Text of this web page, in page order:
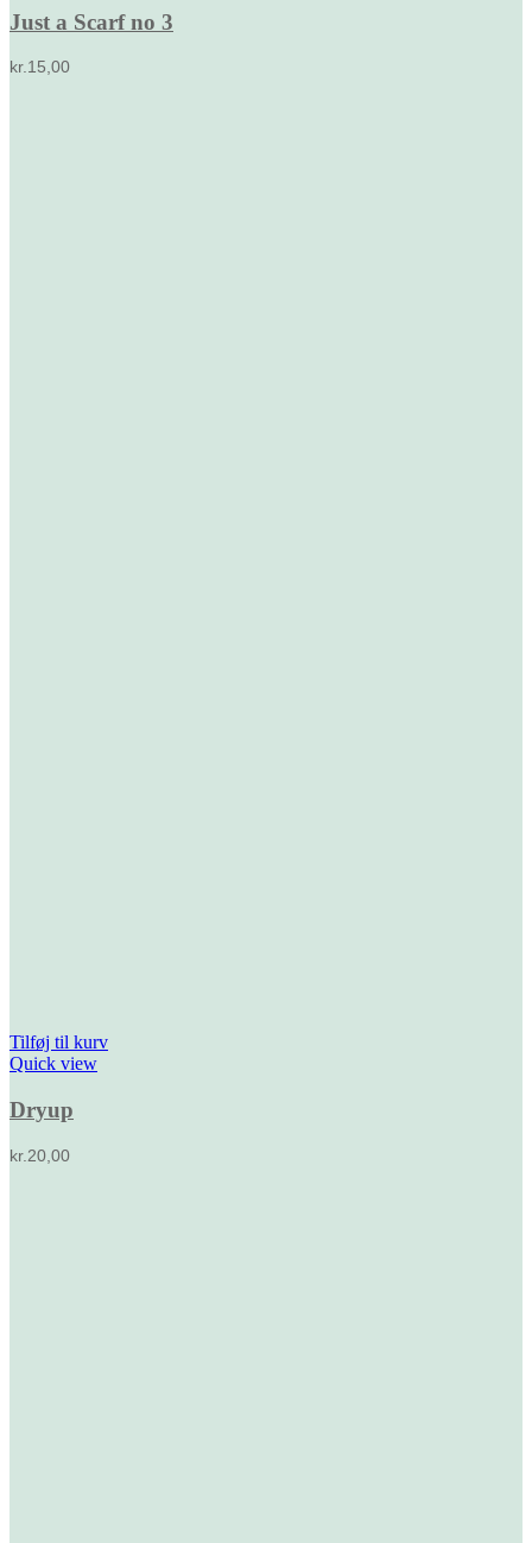
Just a Scarf no 3
kr.15,00
Tilføj til kurv
Quick view
Dryup
kr. 20,00